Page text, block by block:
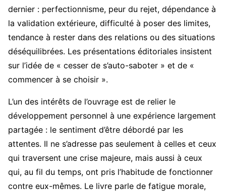
dernier : perfectionnisme, peur du rejet, dépendance à
la validation extérieure, difficulté à poser des limites,
tendance à rester dans des relations ou des situations
déséquilibrées. Les présentations éditoriales insistent
sur l’idée de « cesser de s’auto-saboter » et de «
commencer à se choisir ».
L’un des intérêts de l’ouvrage est de relier le
développement personnel à une expérience largement
partagée : le sentiment d’être débordé par les
attentes. Il ne s’adresse pas seulement à celles et ceux
qui traversent une crise majeure, mais aussi à ceux
qui, au fil du temps, ont pris l’habitude de fonctionner
contre eux-mêmes. Le livre parle de fatigue morale,